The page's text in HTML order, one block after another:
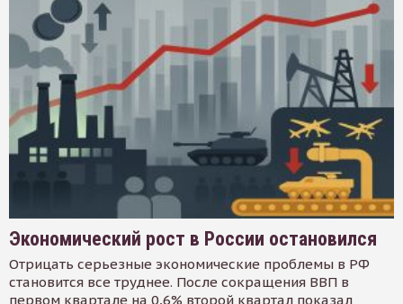
Экономический рост в России остановился
Отрицать серьезные экономические проблемы в РФ
становится все труднее. После сокращения ВВП в
первом квартале на 0,6% второй квартал показал